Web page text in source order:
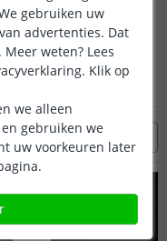
gebruiken uw
advertenties. Dat
Meer weten? Lees
Klik op
we alleen
gebruiken we
uw voorkeuren later